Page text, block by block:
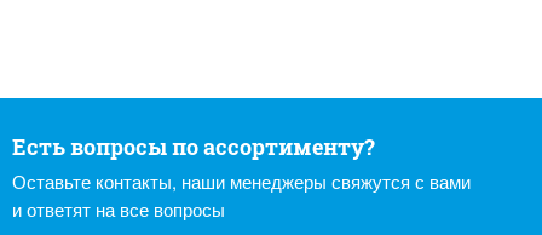
Есть вопросы по ассортименту?
Оставьте контакты, наши менеджеры свяжутся с вами
и ответят на все вопросы